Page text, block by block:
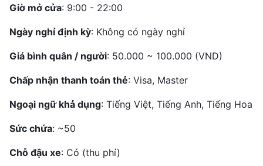
Giờ mở cửa: 9:00 - 22:00
Ngày nghỉ định kỳ: Không có ngày nghỉ
Giá bình quân / người: 50.000 ~ 100.000 (VND)
Chấp nhận thanh toán thẻ: Visa, Master
Ngoại ngữ khả dụng: Tiếng Việt, Tiếng Anh, Tiếng Hoa
Sức chứa: ~50
Chỗ đậu xe: Có (thu phí)